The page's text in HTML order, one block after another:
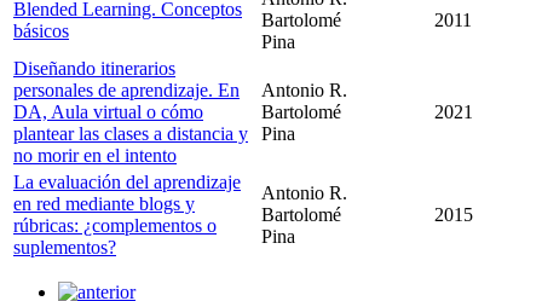
Blended Learning. Conceptos
básicos
Bartolomé
Pina
2011
Diseñando itinerarios
personales de aprendizaje. En
DA, Aula virtual o cómo
plantear las clases a distancia y
no morir en el intento
Antonio R.
Bartolomé
Pina
2021
La evaluación del aprendizaje
en red mediante blogs y
rúbricas: ¿complementos o
suplementos?
Antonio R.
Bartolomé
Pina
2015